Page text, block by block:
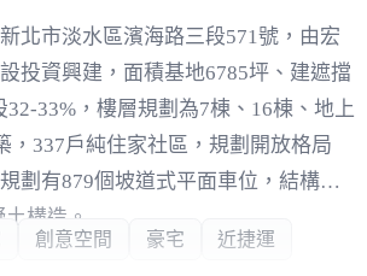
北市淡水區濱海路三段571號，由宏
投資興建，面積基地6785坪、建遮擋
32-33%，樓層規劃為7棟、16棟、地上
，337戶純住家社區，規劃開放格局
劃有879個坡道式平面車位，結構方
構造。
創意空間 豪宅 近捷運